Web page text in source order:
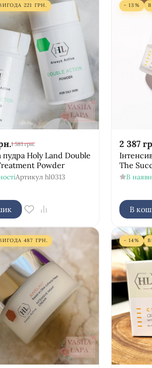
221 ГРН.
1 581 грн.
пудра Holy Land Double
Powder
Артикул hl0313
- 13%
2 387
The
В
В
487 ГРН. - 14%